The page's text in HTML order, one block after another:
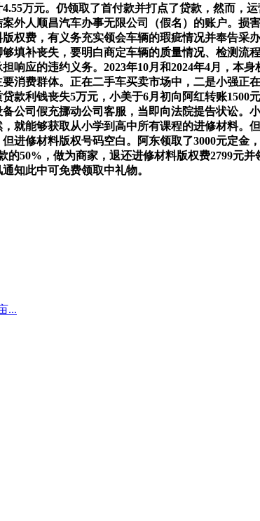
万元。仍领取了首付款并打点了贷款，然而，
外人顺昌汽车办事无限公司（假名）的账户。损
权费，有义务充实领会车辆的瑕疵情况并奉告采
填补丧失，要明白商定车辆的质量情况、检测流
应的违约义务。2023年10月和2024年4月，本身
消费群体。正在二手车买卖市场中，二是小强正
款利钱丧失5万元，小美于6月初向阿红转账1500
公司假充挪动公司客服，当即向法院提告状讼。
就能够获取从小学到高中所有课程的进修材料。
进修材料版权号码空白。阿东领取了3000元定金
50%，做为商家，退还进修材料版权费2799元并
知此中可免费领取中礼物。
...